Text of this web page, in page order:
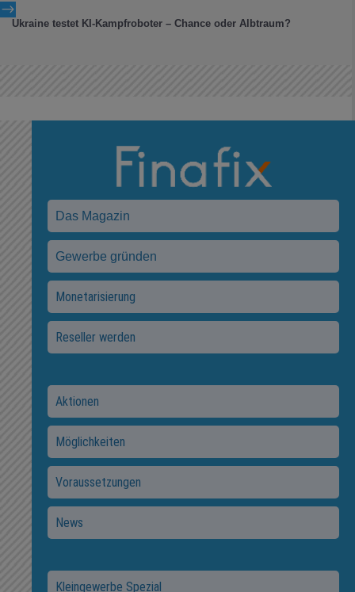
$
Ukraine testet KI-Kampfroboter – Chance oder Albtraum?
Das Magazin
Gewerbe gründen
Monetarisierung
Reseller werden
Aktionen
Möglichkeiten
Voraussetzungen
News
Kleingewerbe Spezial